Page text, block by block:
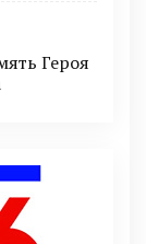
Героя